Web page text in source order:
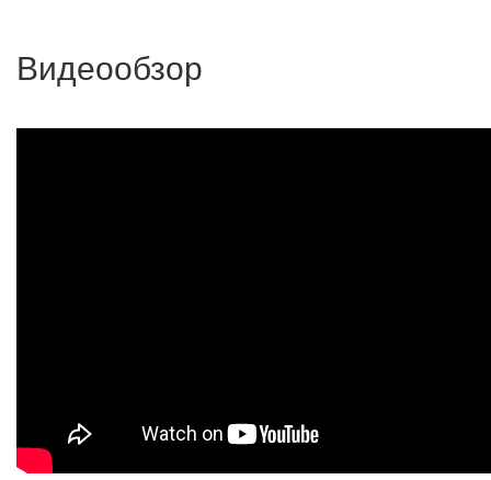
Видеообзор